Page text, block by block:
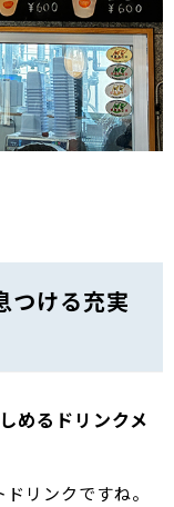
つける充実
めるドリンクメ
リンクですね。